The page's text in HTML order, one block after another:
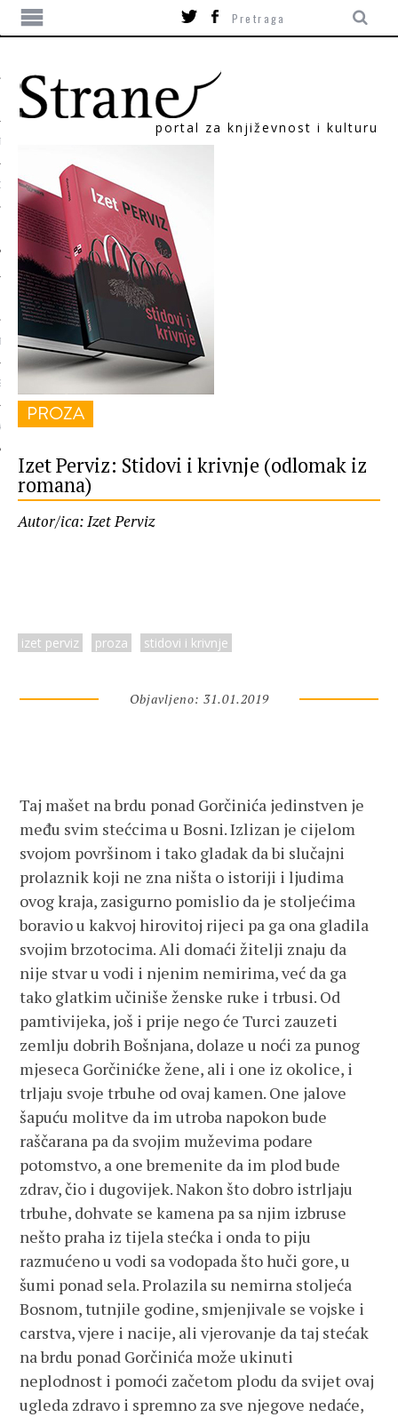
portal za književnost i kulturu
PROZA
Izet Perviz: Stidovi i krivnje (odlomak iz
romana)
Autor/ica: Izet Perviz
izet perviz proza stidovi i krivnje
Objavljeno: 31.01.2019
Taj mašet na brdu ponad Gorčinića jedinstven je
među svim stećcima u Bosni. Izlizan je cijelom
svojom površinom i tako gladak da bi slučajni
prolaznik koji ne zna ništa o istoriji i ljudima
ovog kraja, zasigurno pomislio da je stoljećima
boravio u kakvoj hirovitoj rijeci pa ga ona gladila
svojim brzotocima. Ali domaći žitelji znaju da
nije stvar u vodi i njenim nemirima, već da ga
tako glatkim učiniše ženske ruke i trbusi. Od
pamtivijeka, još i prije nego će Turci zauzeti
zemlju dobrih Bošnjana, dolaze u noći za punog
mjeseca Gorčinićke žene, ali i one iz okolice, i
trljaju svoje trbuhe od ovaj kamen. One jalove
šapuću molitve da im utroba napokon bude
raščarana pa da svojim muževima podare
potomstvo, a one bremenite da im plod bude
zdrav, čio i dugovijek. Nakon što dobro istrljaju
trbuhe, dohvate se kamena pa sa njim izbruse
nešto praha iz tijela stećka i onda to piju
razmućeno u vodi sa vodopada što huči gore, u
šumi ponad sela. Prolazila su nemirna stoljeća
Bosnom, tutnjile godine, smjenjivale se vojske i
carstva, vjere i nacije, ali vjerovanje da taj stećak
na brdu ponad Gorčinića može ukinuti
neplodnost i pomoći začetom plodu da svijet ovaj
ugleda zdravo i spremno za sve njegove nedaće,